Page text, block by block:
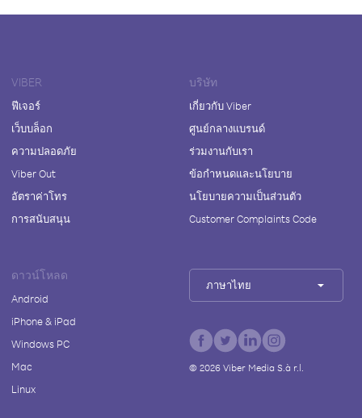
VIBER
ฟีเจอร์
เว็บบล็อก
ความปลอดภัย
Viber Out
อัตราค่าโทร
การสนับสนุน
บริษัท
เกี่ยวกับ Viber
ศูนย์กลางแบรนด์
ร่วมงานกับเรา
ข้อกำหนดและนโยบาย
นโยบายความเป็นส่วนตัว
Customer Complaints Code
ดาวน์โหลด
Android
iPhone & iPad
Windows PC
Mac
Linux
ภาษาไทย
© 2026Viber Media S.à r.l.